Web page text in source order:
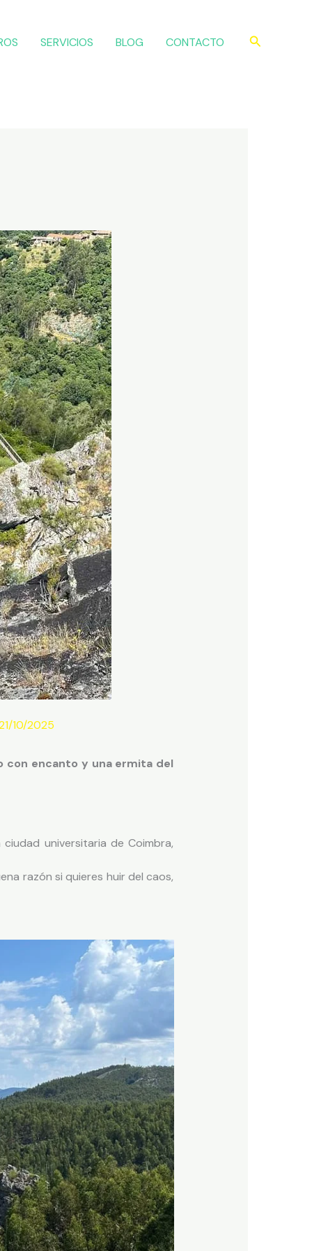
SERVICIOS BLOG CONTACTO Buscar
10/2025
con encanto y una ermita del
universitaria de Coimbra,
razón si quieres huir del caos,